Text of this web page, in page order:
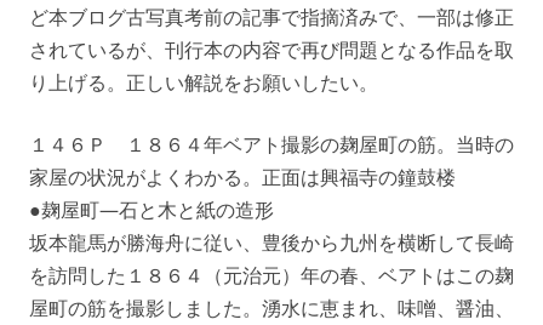
ど本ブログ古写真考前の記事で指摘済みで、一部は修正
されているが、刊行本の内容で再び問題となる作品を取
り上げる。正しい解説をお願いしたい。
１４６Ｐ １８６４年ベアト撮影の麹屋町の筋。当時の
家屋の状況がよくわかる。正面は興福寺の鐘鼓楼
●麹屋町—石と木と紙の造形
坂本龍馬が勝海舟に従い、豊後から九州を横断して長崎
を訪問した１８６４（元治元）年の春、ベアトはこの麹
屋町の筋を撮影しました。湧水に恵まれ、味噌、醤油、